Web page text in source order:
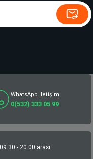
WhatsApp İletişim
0(532) 333 05 99
09:30 - 20:00 arası